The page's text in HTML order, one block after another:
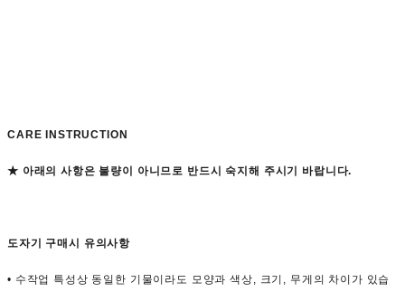
CARE INSTRUCTION
★ 아래의 사항은 불량이 아니므로 반드시 숙지해 주시기 바랍니다.
도자기 구매시 유의사항
• 수작업 특성상 동일한 기물이라도 모양과 색상, 크기, 무게의 차이가 있습